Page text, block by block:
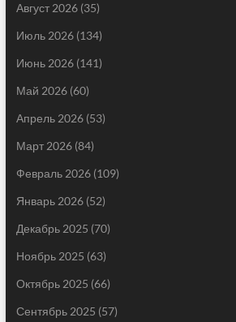
Август 2026(35)
Июль 2026(134)
Июнь 2026(141)
Май 2026(60)
Апрель 2026(53)
Март 2026(84)
Февраль 2026(109)
Январь 2026(52)
Декабрь 2025 (70)
Ноябрь 2025 (63)
Октябрь 2025 (66)
Сентябрь 2025 (57)